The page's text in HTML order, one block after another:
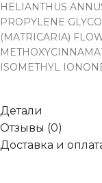
HELIANTHUS
PROPYLENE
(MATRICARIA)
ISOMETHYL
Детали
Отзывы (0)
Доставка и